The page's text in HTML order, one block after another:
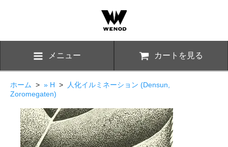
メニュー カートを見る
ホーム > » H >
人化イルミネーション (Densun,
Zoromegaten)